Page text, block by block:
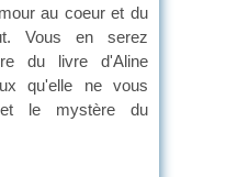
au coeur et du
Vous en serez
du livre d'Aline
qu'elle ne vous
le mystère du